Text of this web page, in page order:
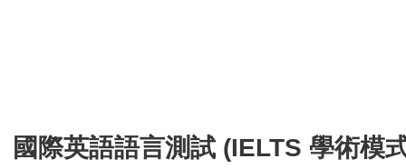
國際英語語言測試 (IELTS 學術模